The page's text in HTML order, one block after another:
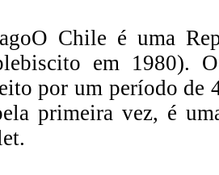
Chile é uma
em 1980).
por um período de
primeira vez, é